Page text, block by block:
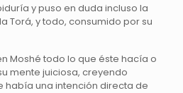
y puso en duda incluso la
Torá, y todo, consumido por su
Moshé todo lo que éste hacía o
mente juiciosa, creyendo
había una intención directa de